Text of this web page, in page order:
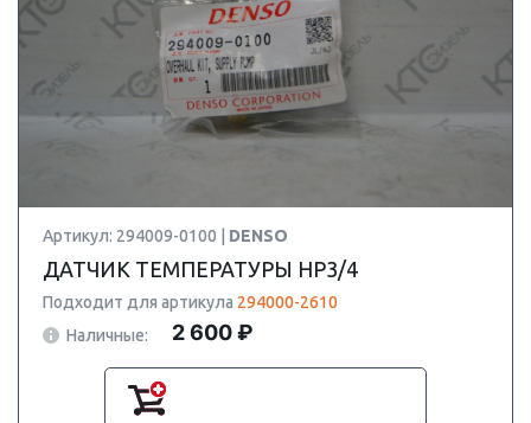
Артикул: 294009-0100 | DENSO
ДАТЧИК ТЕМПЕРАТУРЫ HP3/4
Подходит для артикула 294000-2610
Наличные:
2 600 ₽